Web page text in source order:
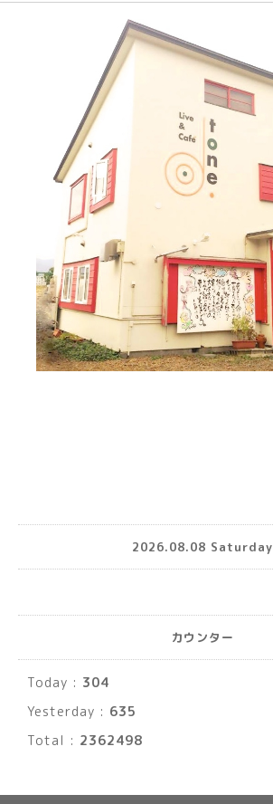
2026.08.08 Saturday
カウンター
Today : 304
Yesterday : 635
Total : 2362498